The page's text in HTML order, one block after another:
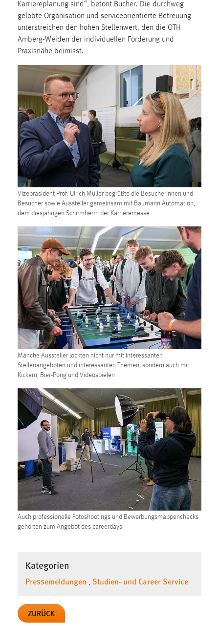
Karriereplanung sind“, betont Bucher. Die durchweg
gelobte Organisation und serviceorientierte Betreuung
unterstreichen den hohen Stellenwert, den die OTH
Amberg-Weiden der individuellen Förderung und
Praxisnähe beimisst.
Vizepräsident Prof. Ulrich Müller begrüßte die Besucherinnen und
Besucher sowie Aussteller gemeinsam mit Baumann Automation,
dem diesjährigen Schirmherrn der Karrieremesse
Manche Aussteller lockten nicht nur mit interessanten
Stellenangeboten und interessanten Themen, sondern auch mit
Kickern, Bier-Pong und Videospielen
Auch professionelle Fotoshootings und Bewerbungsmappenchecks
gehörten zum Angebot des careerdays
Kategorien
Pressemeldungen , Studien- und Career Service
ZURÜCK
Zweck:
Dieser Cookie ist notwendig um sich an der Website
einloggen zu können.
Cookie Laufzeit:
STATISTIK
Statistik Cookies erfassen Informationen anonym.
Diese Informationen helfen uns zu verstehen, wie
unsere Besucher unsere Website nutzen.
Matomo
_pk_ref, _pk_cvar, _pk_id, _pk_ses
Zweck:
Zugriffsstatistik
Cookie Laufzeit:
Max. 13 Monate
MARKETING
Marketing Cookies werden von Drittanbietern
verwendet, um personalisierte Werbung anzuzeigen.
Sie tun dies, indem sie Besucher über Websites
hinweg verfolgen.
Google Ads
Name:
_gcl_au
Anbieter:
Google Ireland Limited
Zweck:
Conversion-Tracking
Cookie Laufzeit:
3 Monate
Facebook Pixel
Name:
Facebook
Zweck:
Cookie Laufzeit:
3 Monate